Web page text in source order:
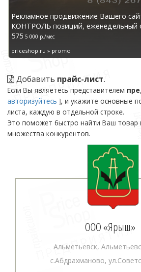
Рекламное продвижение Вашего
КОНТРОЛЬ позиций, еженедельный
575 5 000 р./мес
priceshop.ru » promo
Добавить прайс-лист.
Если Вы являетесь представителем
авторизуйтесь ], и укажите основные
листа, каждую в отдельной строке.
Это поможет быстро найти Ваш товар
множества конкурентов.
ООО «Ярыш»
Альметьевск,
с.Абдрахманово,